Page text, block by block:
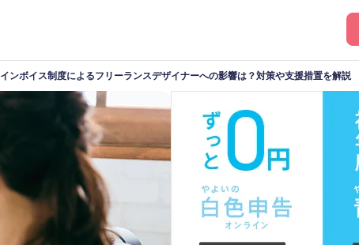
インボイス制度によるフリーランスデザイナーへの影響は？対策や支援措置を解説